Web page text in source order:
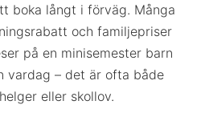
boka långt i förväg. Många
och familjepriser
på en minisemester barn
vardag – det är ofta både
eller skollov.